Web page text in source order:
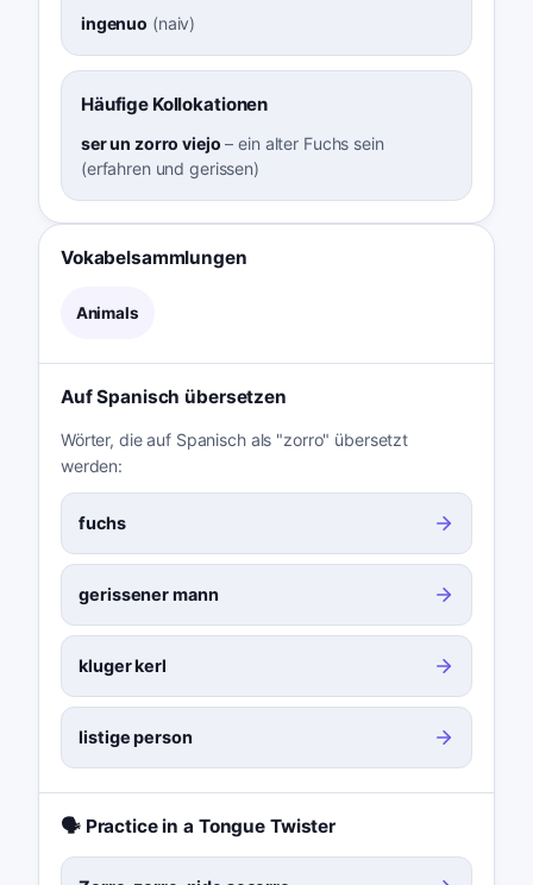
ingenuo (naiv)
Häufige Kollokationen
ser un zorro viejo –ein alter Fuchs sein
(erfahren und gerissen)
Vokabelsammlungen
Animals
Auf Spanisch übersetzen
Wörter, die auf Spanisch als "zorro" übersetzt
werden:
fuchs
gerissener mann
kluger kerl
listige person
🗣️ Practice in a Tongue Twister